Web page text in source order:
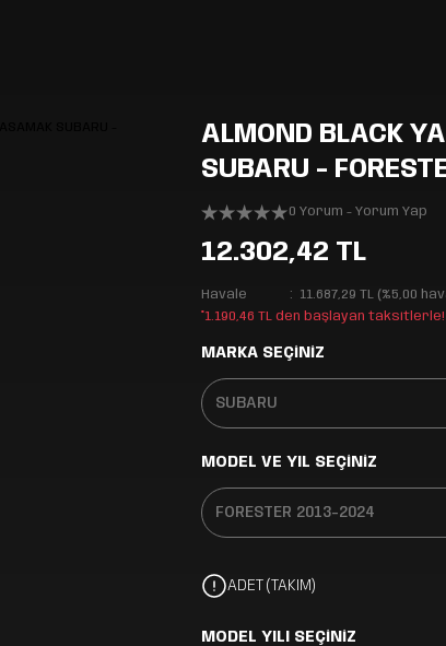
ALMOND BLACK
SUBARU -
0 Yorum - Yorum Yap
12.302,42 TL
Havale
11.687,29 TL (%5,00
*1.190,46 TL den başlayan taksitlerle!
MARKA SEÇİNİZ
MODEL VE YIL SEÇİNİZ
ADET (TAKIM)
MODEL YILI SEÇİNİZ